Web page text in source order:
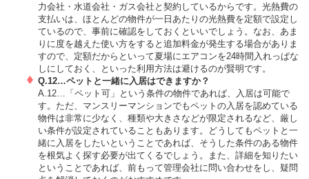
力会社・水道会社・ガス会社と契約しているからです。光熱費の
支払いは、ほとんどの物件が一日あたりの光熱費を定額で設定し
ているので、事前に確認をしておくといいでしょう。なお、あま
りに度を越えた使い方をすると追加料金が発生する場合がありま
すので、定額だからといって夏場にエアコンを24時間入れっぱな
しにしておく、といった利用方法は避けるのが賢明です。
Q.12…ペットと一緒に入居はできますか？
A.12…「ペット可」という条件の物件であれば、入居は可能で
す。ただ、マンスリーマンションでもペットの入居を認めている
物件は非常に少なく、種類や大きさなどが限定されるなど、厳し
い条件が設定されていることもあります。どうしてもペットと一
緒に入居をしたいということであれば、そうした条件のある物件
を根気よく探す必要が出てくるでしょう。また、詳細を知りたい
ということであれば、前もって管理会社に問い合わせをし、疑問